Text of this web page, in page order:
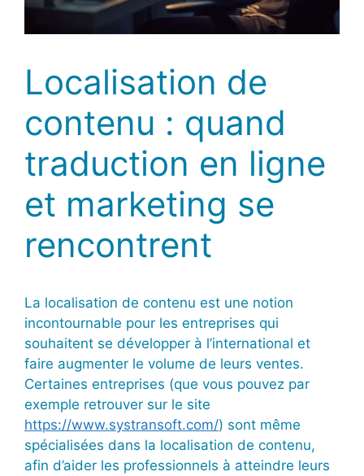
Localisation de
contenu : quand
traduction en ligne
et marketing se
rencontrent
La localisation de contenu est une notion
incontournable pour les entreprises qui
souhaitent se développer à l’international et
faire augmenter le volume de leurs ventes.
Certaines entreprises (que vous pouvez par
exemple retrouver sur le site
https://www.systransoft.com/) sont même
spécialisées dans la localisation de contenu,
afin d’aider les professionnels à atteindre leurs